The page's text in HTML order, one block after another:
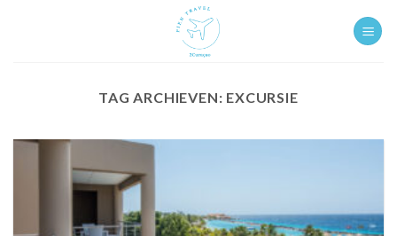
TAG ARCHIEVEN: EXCURSIE